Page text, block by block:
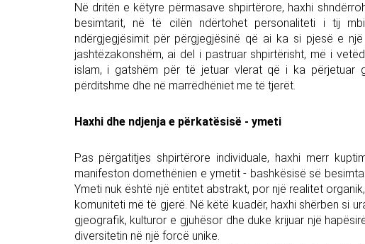
Në dritën e këtyre përmasave shpirtërore, haxhi
besimtarit, në të cilën ndërtohet personaliteti i tij
ndërgjegjësimit për përgjegjësinë që ai ka si pjesë e
jashtëzakonshëm, ai del i pastruar shpirtërisht, më i
islam, i gatshëm për të jetuar vlerat që i ka
përditshme dhe në marrëdhëniet me të tjerët.
Haxhi dhe ndjenja e përkatësisë - ymeti
Pas përgatitjes shpirtërore individuale, haxhi merr
manifeston domethënien e ymetit - bashkësisë së
Ymeti nuk është një entitet abstrakt, por një realitet
komuniteti më të gjerë. Në këtë kuadër, haxhi shërben si
gjeografik, kulturor e gjuhësor dhe duke krijuar një
diversitetin në një forcë unike.